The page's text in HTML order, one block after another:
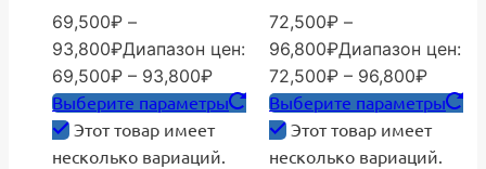
69,500₽ –
93,800₽Диапазон цен:
69,500₽ – 93,800₽
Выберите параметры
Этот товар имеет
несколько вариаций.
72,500₽ –
96,800₽Диапазон цен:
72,500₽ – 96,800₽
Выберите параметры
Этот товар имеет
несколько вариаций.